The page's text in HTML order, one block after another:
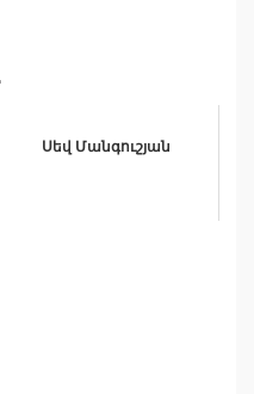
Սեվ Մանգուշյան